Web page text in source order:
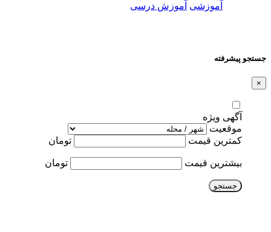
آموزشی آموزش درسی
جستجو پیشرفته
×
آگهی ویژه
موقعیت
کمترین قیمت
تومان
بیشترین قیمت تومان
جستجو